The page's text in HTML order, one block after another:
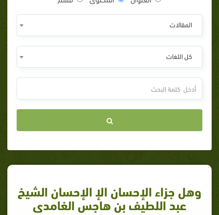
المقالات
كل اللغات
وهل جزاء الإحسان الإ الإحسان الشيخ
عبد اللطيف بن هاجس الغامدى